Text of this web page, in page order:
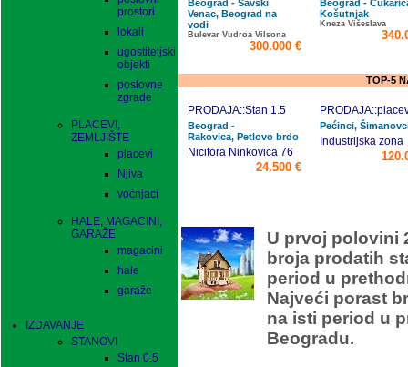
prostori
lokali
ugostiteljski
objekti
poslovne
zgrade
PLACEVI,
ZEMLJIŠTE
placevi
Njiva
voćnjaci
HALE, MAGACINI,
GARAŽE
magacini
hale
garaže
IZDAVANJE
STANOVI
Stan 0.5
Beograd - Savski
Venac, Beograd na
vodi
Bulevar Vudroa Vilsona
300.000 €
Beograd -
Košutnjak
Kneza Višeslava
TOP-5
PRODAJA::Stan 1.5
Beograd -
Rakovica, Petlovo brdo
Nicifora Ninkovica 76
24.500 €
Pećinci,
Industrijska zona
U prvoj polovini
broja prodatih
period u
Najveći porast
na isti period u
Beogradu.